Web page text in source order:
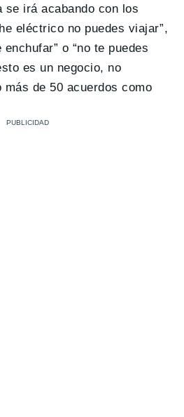
se irá acabando con los
eléctrico no puedes viajar”,
o “no te puedes
es un negocio, no
de 50 acuerdos como